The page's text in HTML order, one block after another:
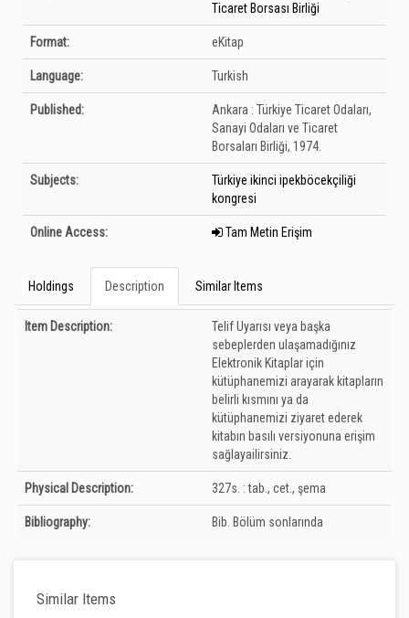
Ticaret Borsası Birliği
Format: eKitap
Language: Turkish
Published: Ankara : Türkiye Ticaret Odaları,
Sanayi Odaları ve Ticaret
Borsaları Birliği, 1974.
Subjects:
Türkiye ikinci ipekböcekçiliği
kongresi
Online Access: Tam Metin Erişim
Holdings Description Similar Items
Description
Item Description:
Telif Uyarısı veya başka
sebeplerden ulaşamadığınız
Elektronik Kitaplar için
kütüphanemizi arayarak kitapların
belirli kısmını ya da
kütüphanemizi ziyaret ederek
kitabın basılı versiyonuna erişim
sağlayailirsiniz.
Physical Description: 327s. : tab., cet., şema
Bibliography: Bib. Bölüm sonlarında
Similar Items